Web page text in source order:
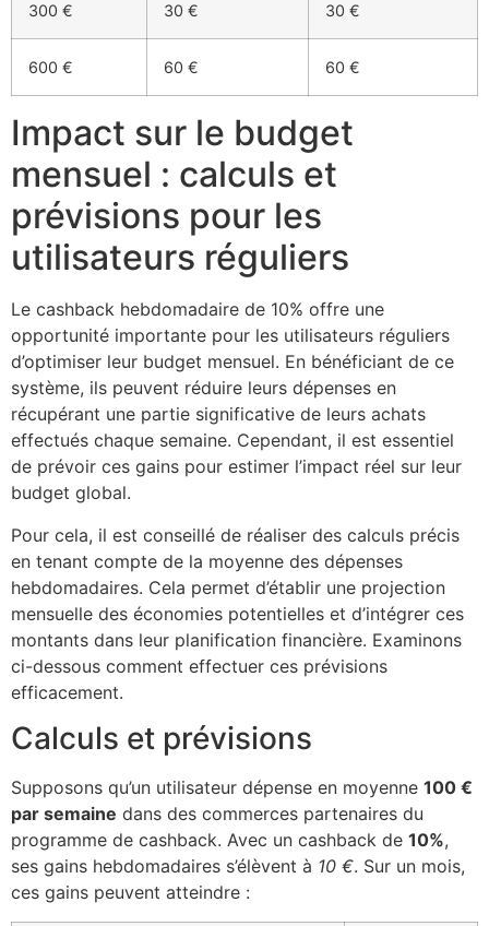
300 € 30 € 30 €
600 € 60 € 60 €
Impact sur le budget
mensuel : calculs et
prévisions pour les
utilisateurs réguliers
Le cashback hebdomadaire de 10% offre une
opportunité importante pour les utilisateurs réguliers
d’optimiser leur budget mensuel. En bénéficiant de ce
système, ils peuvent réduire leurs dépenses en
récupérant une partie significative de leurs achats
effectués chaque semaine. Cependant, il est essentiel
de prévoir ces gains pour estimer l’impact réel sur leur
budget global.
Pour cela, il est conseillé de réaliser des calculs précis
en tenant compte de la moyenne des dépenses
hebdomadaires. Cela permet d’établir une projection
mensuelle des économies potentielles et d’intégrer ces
montants dans leur planification financière. Examinons
ci-dessous comment effectuer ces prévisions
efficacement.
Calculs et prévisions
Supposons qu’un utilisateur dépense en moyenne 100 €
par semaine dans des commerces partenaires du
programme de cashback. Avec un cashback de 10%,
ses gains hebdomadaires s’élèvent à 10 €. Sur un mois,
ces gains peuvent atteindre :